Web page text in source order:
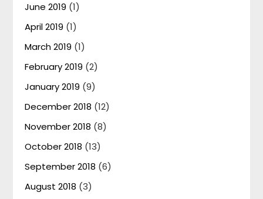
June 2019 (1)
April 2019 (1)
March 2019 (1)
February 2019 (2)
January 2019 (9)
December 2018 (12)
November 2018 (8)
October 2018 (13)
September 2018 (6)
August 2018 (3)